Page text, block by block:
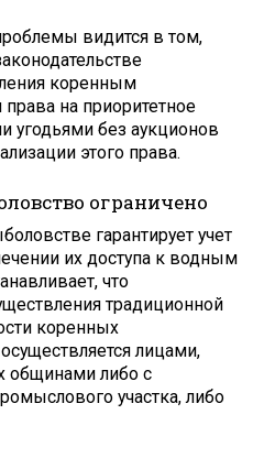
видится в том,
коренным
на приоритетное
угодьями без аукционов
этого права.
ограничено
гарантирует учет
их доступа к водным
что
традиционной
коренных
лицами,
общинами либо с
участка, либо